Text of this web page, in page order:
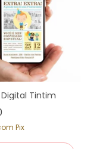
Tintim
Pix